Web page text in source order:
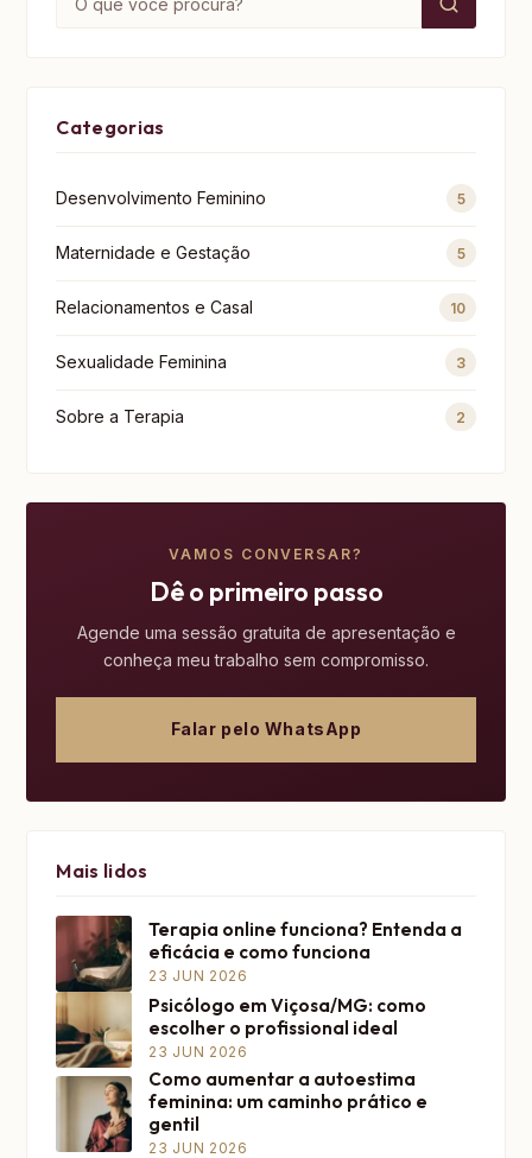
Categorias
Desenvolvimento Feminino 5
Maternidade e Gestação 5
Relacionamentos e Casal 10
Sexualidade Feminina 3
Sobre a Terapia 2
VAMOS CONVERSAR?
Dê o primeiro passo
Agende uma sessão gratuita de apresentação e
conheça meu trabalho sem compromisso.
Falar pelo WhatsApp
Mais lidos
Terapia online funciona? Entenda a
eficácia e como funciona
23 JUN 2026
Psicólogo em Viçosa/MG: como
escolher o profissional ideal
23 JUN 2026
Como aumentar a autoestima
feminina: um caminho prático e
gentil
23 JUN 2026